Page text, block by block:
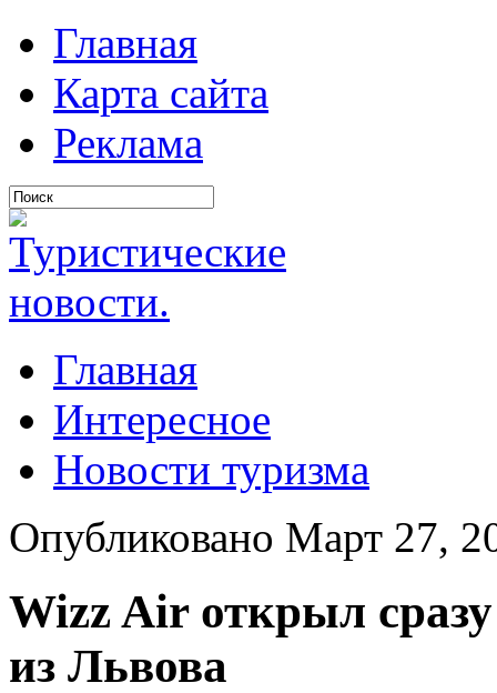
Главная
Карта сайта
Реклама
Главная
Интересное
Новости туризма
Опубликовано Март 27,
Wizz Air открыл
из Львова